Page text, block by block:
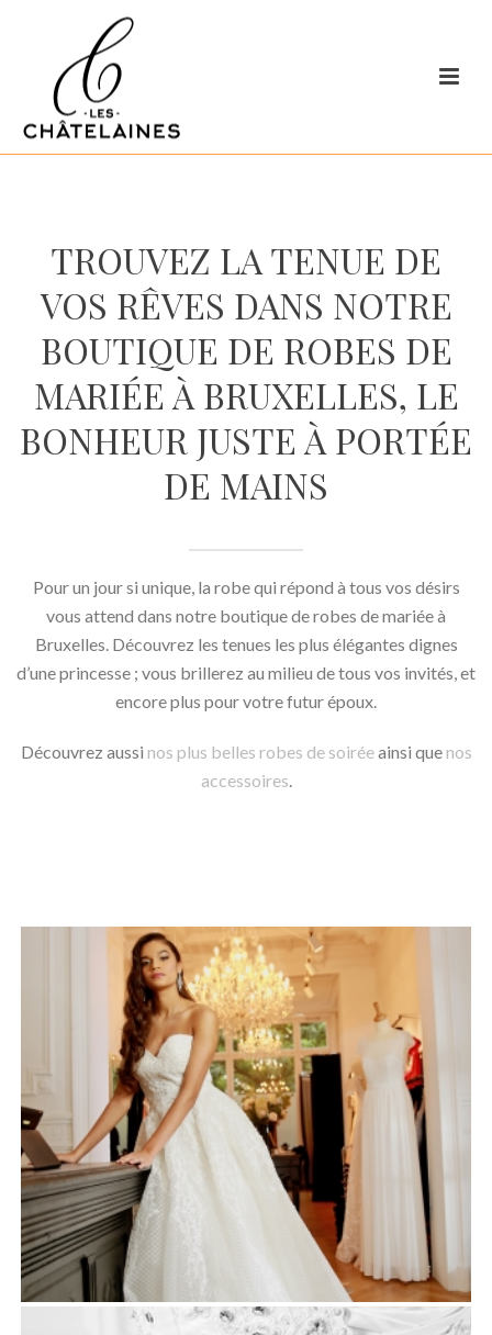
TROUVEZ LA TENUE DE
VOS RÊVES DANS NOTRE
BOUTIQUE DE ROBES DE
MARIÉE À BRUXELLES, LE
BONHEUR JUSTE À PORTÉE
DE MAINS
Pour un jour si unique, la robe qui répond à tous vos désirs
vous attend dans notre boutique de robes de mariée à
Bruxelles. Découvrez les tenues les plus élégantes dignes
d’une princesse ; vous brillerez au milieu de tous vos invités, et
encore plus pour votre futur époux.
Découvrez aussi nos plus belles robes de soiréeainsi que nos
accessoires.